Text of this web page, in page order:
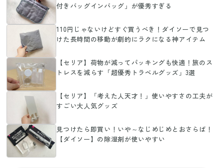
付きバッグインバッグ」が優秀すぎる
110円じゃないけどすぐ買うべき！ダイソーで見つ
けた長時間の移動が劇的にラクになる神アイテム
【セリア】荷物が減ってパッキングも快適！旅のス
トレスを減らす「超優秀トラベルグッズ」3選
【セリア】「考えた人天才！」使いやすさの工夫が
すごい大人気グッズ
見つけたら即買い！いや～なじめじめとおさらば！
【ダイソー】の除湿剤が使いやすい